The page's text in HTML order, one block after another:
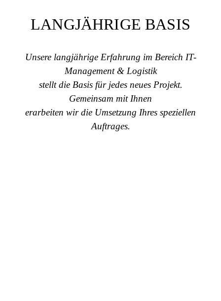
LANGJÄHRIGE BASIS
Unsere langjährige Erfahrung im Bereich IT-
Management & Logistik
stellt die Basis für jedes neues Projekt.
Gemeinsam mit Ihnen
erarbeiten wir die Umsetzung Ihres speziellen
Auftrages.